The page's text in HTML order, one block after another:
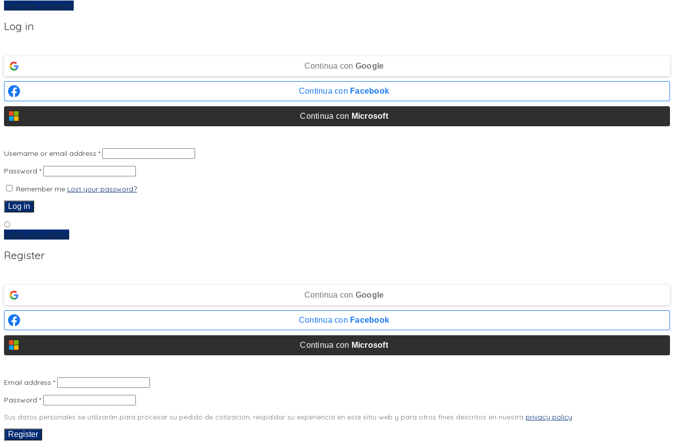
Continue shopping
Log in
Continua con Google
Continua con Facebook
Continua con Microsoft
Username or email address *
Password *
Remember me Lost your password?
Log in
O
Crear una cuenta
Register
Continua con Google
Continua con Facebook
Continua con Microsoft
Email address *
Password *
Sus datos personales se utilizarán para procesar su pedido de cotización, respaldar su experiencia en este sitio web y para otros fines descritos en nuestra privacy policy.
Register